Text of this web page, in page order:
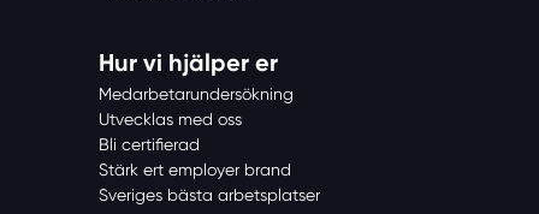
Hur vi hjälper er
Medarbetarundersökning
Utvecklas med oss
Bli certifierad
Stärk ert employer brand
Sveriges bästa arbetsplatser